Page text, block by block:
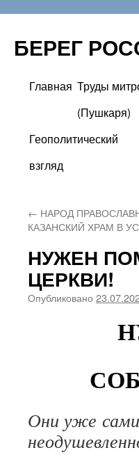
БЕРЕГ
Перейти
содержимому
Главная Труды
(Пушкаря)
Геополитический
взгляд
← НАРОД
КАЗАНСКИЙ ХРАМ В
НУЖЕН
ЦЕРКВИ!
Опубликовано
Они уже